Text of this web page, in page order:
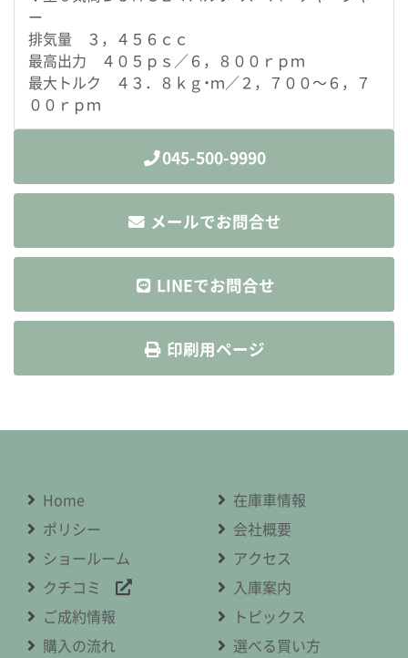
ー
排気量 ３，４５６ｃｃ
最高出力 ４０５ｐｓ／６，８００ｒｐｍ
最大トルク ４３．８ｋｇ・ｍ／２，７００～６，７
００ｒｐｍ
045-500-9990
メールでお問合せ
LINEでお問合せ
印刷用ページ
Home
在庫車情報
ポリシー
会社概要
ショールーム
アクセス
クチコミ
入庫案内
ご成約情報
トピックス
購入の流れ
選べる買い方